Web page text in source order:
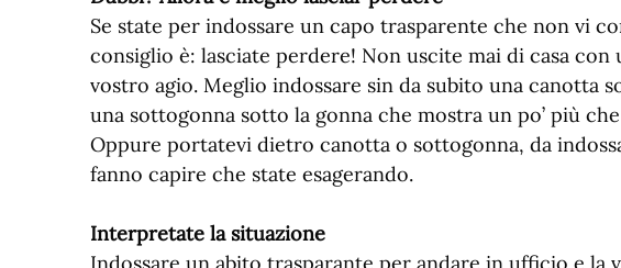
Se state per indossare un capo trasparente che non vi
consiglio è: lasciate perdere! Non uscite mai di casa
vostro agio. Meglio indossare sin da subito una canotta
una sottogonna sotto la gonna che mostra un po’ più
Oppure portatevi dietro canotta o sottogonna, da
fanno capire che state esagerando.
Interpretate la situazione
Indossare un abito trasparante per andare in ufficio e la